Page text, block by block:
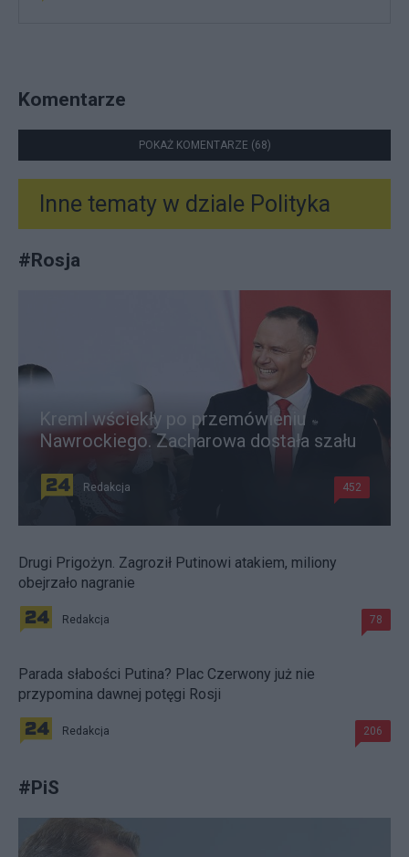
Komentarze
POKAŻ KOMENTARZE (68)
Inne tematy w dziale Polityka
#Rosja
Kreml wściekły po przemówieniu
Nawrockiego. Zacharowa dostała szału
Redakcja 452
Drugi Prigożyn. Zagroził Putinowi atakiem, miliony
obejrzało nagranie
Redakcja 78
Parada słabości Putina? Plac Czerwony już nie
przypomina dawnej potęgi Rosji
Redakcja 206
#PiS